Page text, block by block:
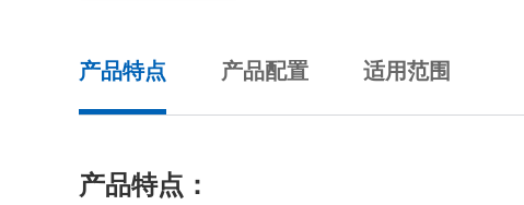
产品特点 产品配置 适用范围
产品特点：